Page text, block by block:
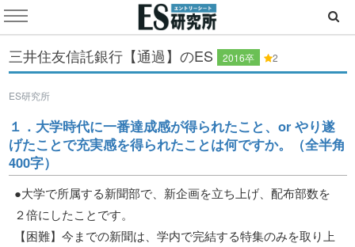
三井住友信託銀行【通過】のES 2016卒 2
ES研究所
１．大学時代に一番達成感が得られたこと、or やり遂
げたことで充実感を得られたことは何ですか。（全半角
400字）
●大学で所属する新聞部で、新企画を立ち上げ、配布部数を
２倍にしたことです。
【困難】今までの新聞は、学内で完結する特集のみを取り上